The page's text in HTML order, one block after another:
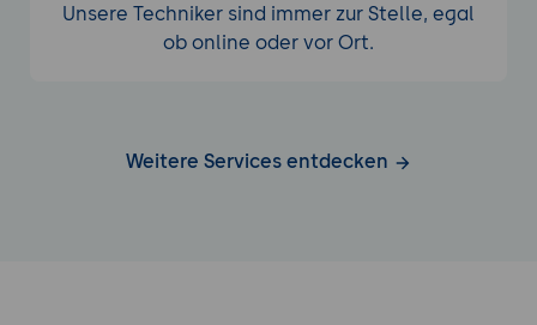
Unsere Techniker sind immer zur Stelle, egal
ob online oder vor Ort.
Weitere Services entdecken